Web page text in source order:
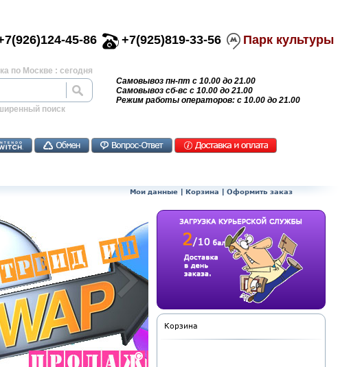
45-86 +7(925)819-33-56 Парк культуры
по Москве : сегодня
поиск
Самовывоз пн-пт с 10.00 до 21.00
Самовывоз сб-вс с 10.00 до 21.00
Режим работы операторов: с 10.00 до 21.00
Мои данные | Корзина | Оформить заказ
Корзина